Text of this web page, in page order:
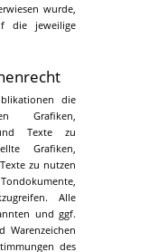
wurde,
die jeweilige
die
Grafiken,
Texte zu
Grafiken,
zu nutzen
Alle
und ggf.
Warenzeichen
des